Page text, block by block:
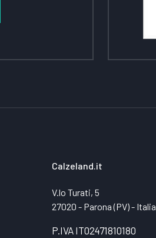
Calzeland.it
V.lo Turati, 5
27020 - Parona (PV) - Italia
P.IVA IT02471810180